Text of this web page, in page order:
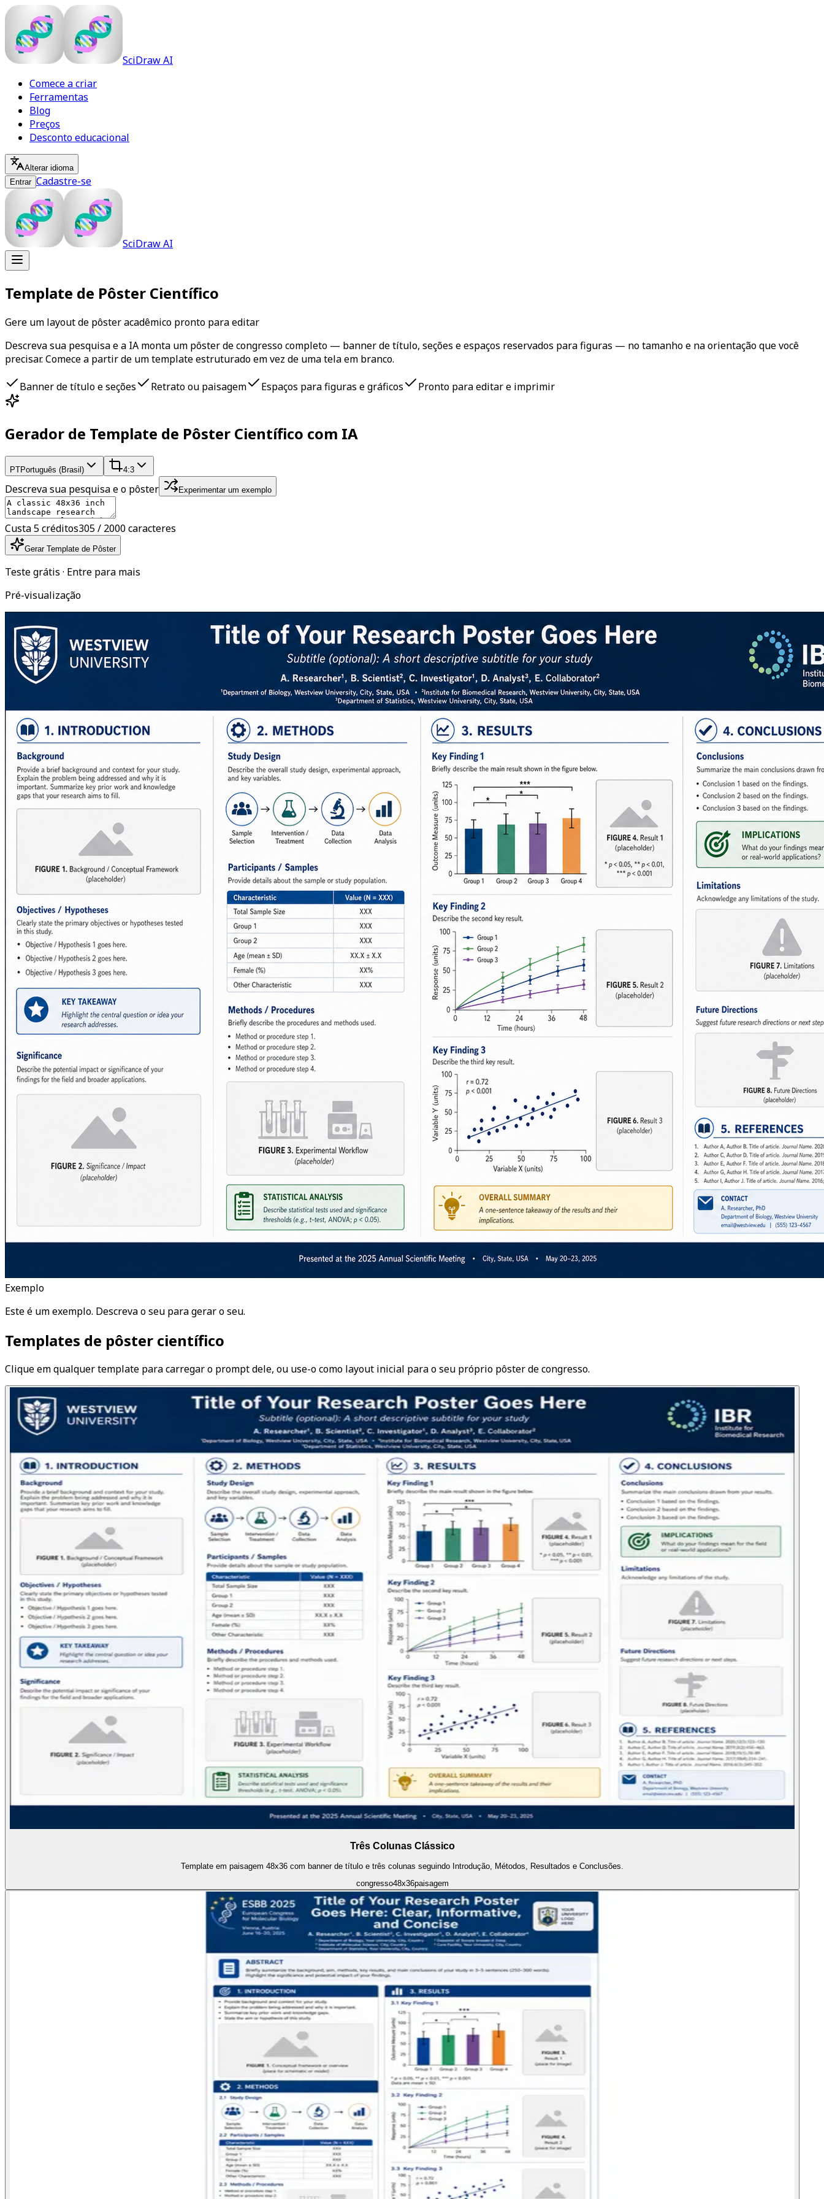
SciDraw AI
Comece a criar
Ferramentas
Blog
Preços
Desconto educacional
Alterar idioma
Entrar Cadastre-se
SciDraw AI
Template de Pôster Científico
Gere um layout de pôster acadêmico pronto para editar
Descreva sua pesquisa e a IA monta um pôster de congresso completo — banner de título, seções e espaços reservados para figuras — no tamanho e na orientação que você
precisar. Comece a partir de um template estruturado em vez de uma tela em branco.
Banner de título e seções Retrato ou paisagem Espaços para figuras e gráficos Pronto para editar e imprimir
Gerador de Template de Pôster Científico com IA
PTPortuguês (Brasil) 4:3
Descreva sua pesquisa e o pôster Experimentar um exemplo
Custa 5 créditos305 / 2000 caracteres
Gerar Template de Pôster
Teste grátis · Entre para mais
Pré-visualização
Exemplo
Este é um exemplo. Descreva o seu para gerar o seu.
Templates de pôster científico
Clique em qualquer template para carregar o prompt dele, ou use-o como layout inicial para o seu próprio pôster de congresso.
Três Colunas Clássico
Template em paisagem 48x36 com banner de título e três colunas seguindo Introdução, Métodos, Resultados e Conclusões.
congresso48x36paisagem